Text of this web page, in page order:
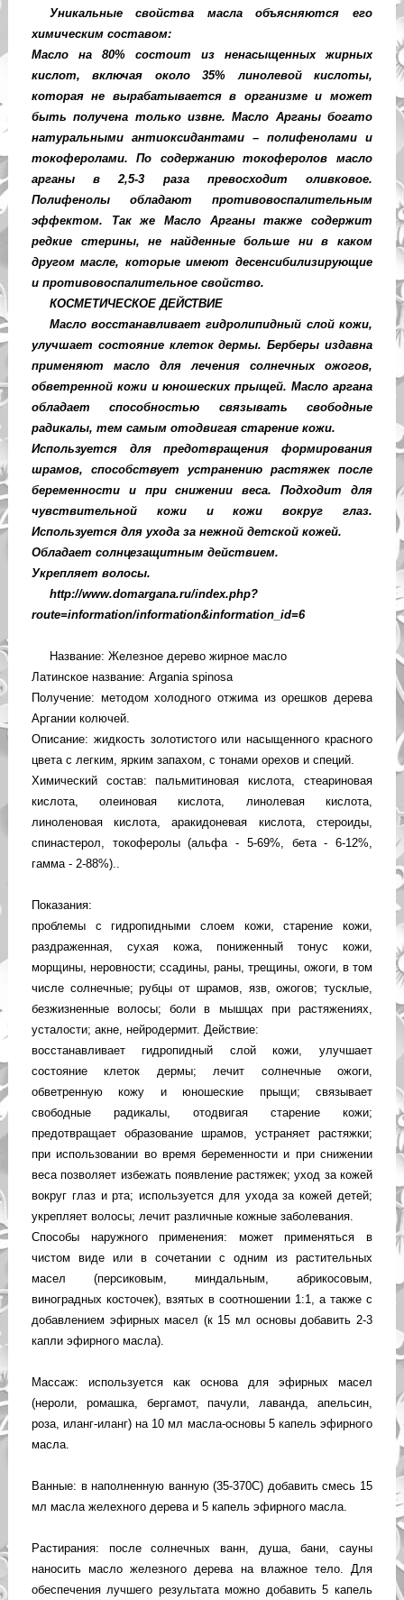
Уникальные свойства масла объясняются его
химическим составом:
Масло на 80% состоит из ненасыщенных жирных
кислот, включая около 35% линолевой кислоты,
которая не вырабатывается в организме и может
быть получена только извне.Масло Арганыбогато
натуральными антиоксидантами – полифенолами и
токоферолами. По содержанию токоферолов масло
арганы в 2,5-3 раза превосходит оливковое.
Полифенолы обладают противовоспалительным
эффектом. Так же Масло Арганытакже содержит
редкие стерины, не найденные больше ни в каком
другом масле, которые имеют десенсибилизирующие
и противовоспалительное свойство.
КОСМЕТИЧЕСКОЕ ДЕЙСТВИЕ
Масло восстанавливает гидролипидный слой кожи,
улучшает состояние клеток дермы. Берберы издавна
применяют масло для лечения солнечных ожогов,
обветренной кожи и юношеских прыщей. Масло аргана
обладает способностью связывать свободные
радикалы, тем самым отодвигая старение кожи.
Используется для предотвращения формирования
шрамов, способствует устранению растяжек после
беременности и при снижении веса. Подходит для
чувствительной кожи и кожи вокруг глаз.
Используется для ухода за нежной детской кожей.
Обладает солнцезащитным действием.
Укрепляет волосы.
http://www.domargana.ru/index.php?
route=information/information&information_id=6
Название: Железное дерево жирное масло
Латинское название: Argania spinosa
Получение: методом холодного отжима из орешков дерева
Аргании колючей.
Описание: жидкость золотистого или насыщенного красного
цвета с легким, ярким запахом, с тонами орехов и специй.
Химический состав: пальмитиновая кислота, стеариновая
кислота, олеиновая кислота, линолевая кислота,
линоленовая кислота, аракидоневая кислота, стероиды,
спинастерол, токоферолы (альфа - 5-69%, бета - 6-12%,
гамма - 2-88%)..
Показания:
проблемы с гидропидными слоем кожи, старение кожи,
раздраженная, сухая кожа, пониженный тонус кожи,
морщины, неровности; ссадины, раны, трещины, ожоги, в том
числе солнечные; рубцы от шрамов, язв, ожогов; тусклые,
безжизненные волосы; боли в мышцах при растяжениях,
усталости; акне, нейродермит. Действие:
восстанавливает гидропидный слой кожи, улучшает
состояние клеток дермы; лечит солнечные ожоги,
обветренную кожу и юношеские прыщи; связывает
свободные радикалы, отодвигая старение кожи;
предотвращает образование шрамов, устраняет растяжки;
при использовании во время беременности и при снижении
веса позволяет избежать появление растяжек; уход за кожей
вокруг глаз и рта; используется для ухода за кожей детей;
укрепляет волосы; лечит различные кожные заболевания.
Способы наружного применения: может применяться в
чистом виде или в сочетании с одним из растительных
масел (персиковым, миндальным, абрикосовым,
виноградных косточек), взятых в соотношении 1:1, а также с
добавлением эфирных масел (к 15 мл основы добавить 2-3
капли эфирного масла).
Массаж: используется как основа для эфирных масел
(нероли, ромашка, бергамот, пачули, лаванда, апельсин,
роза, иланг-иланг) на 10 мл масла-основы 5 капель эфирного
масла.
Ванные: в наполненную ванную (35-370С) добавить смесь 15
мл масла желехного дерева и 5 капель эфирного масла.
Растирания: после солнечных ванн, душа, бани, сауны
наносить масло железного дерева на влажное тело. Для
обеспечения лучшего результата можно добавить 5 капель